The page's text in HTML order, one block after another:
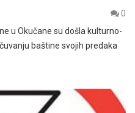
0
u Okučane su došla kulturno-
baštine svojih predaka